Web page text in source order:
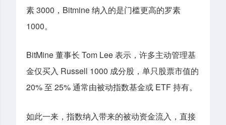
素 3000，Bitmine 纳入的是门槛更高的罗素
1000。
BitMine 董事长 Tom Lee 表示，许多主动管理基
金仅买入 Russell 1000 成分股，单只股票市值的
20% 至 25% 通常由被动指数基金或 ETF 持有。
如此一来， 指数纳入带来的被动资金流入，直接